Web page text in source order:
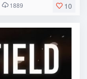
10
1889